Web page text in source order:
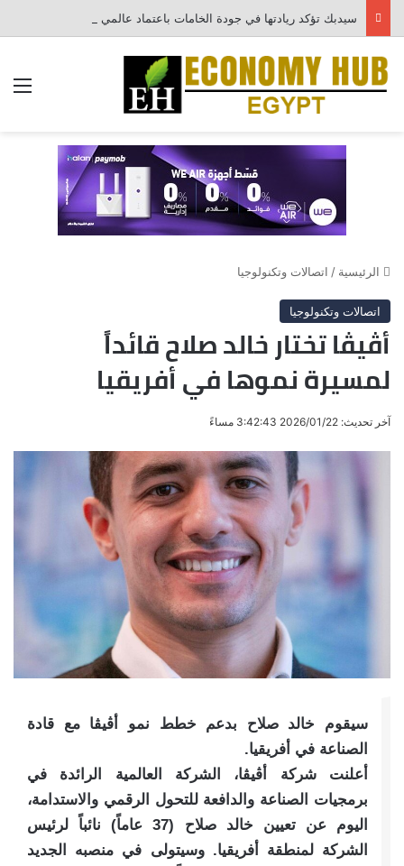
سيدبك تؤكد ريادتها في جودة الخامات باعتماد عالمي جديد
الرئيسية / اتصالات وتكنولوجيا
اتصالات وتكنولوجيا
أڤيڤا تختار خالد صلاح قائداً
لمسيرة نموها في أفريقيا
آخر تحديث: 2026/01/22 3:42:43 مساءً
سيقوم خالد صلاح بدعم خطط نمو أڤيڤا مع قادة
الصناعة في أفريقيا.
أعلنت شركة أڤيڤا، الشركة العالمية الرائدة في
برمجيات الصناعة والدافعة للتحول الرقمي والاستدامة،
اليوم عن تعيين خالد صلاح (37 عاماً) نائباً لرئيس
الشركة لمنطقة أفريقيا. وسيتولى في منصبه الجديد